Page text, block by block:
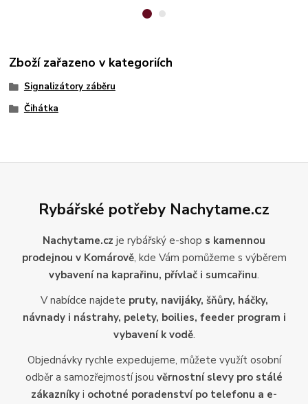
Zboží zařazeno v kategoriích
Signalizátory záběru
Čihátka
Rybářské potřeby Nachytame.cz
Nachytame.cz je rybářský e-shop s kamennou
prodejnou v Komárově, kde Vám pomůžeme s výběrem
vybavení na kaprařinu, přívlač i sumcařinu.
V nabídce najdete pruty, navijáky, šňůry, háčky,
návnady i nástrahy, pelety, boilies, feeder program i
vybavení k vodě.
Objednávky rychle expedujeme, můžete využít osobní
odběr a samozřejmostí jsou věrnostní slevy pro stálé
zákazníky i ochotné poradenství po telefonu a e-